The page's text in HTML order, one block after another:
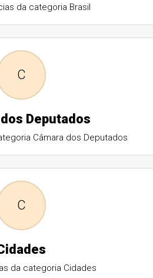
da categoria Brasil
C
Deputados
Câmara dos Deputados
C
da categoria Cidades